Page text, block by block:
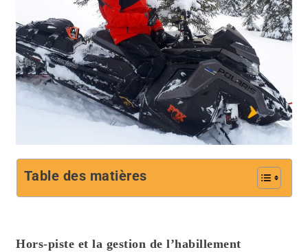
Table des matières
Hors-piste et la gestion de l’habillement